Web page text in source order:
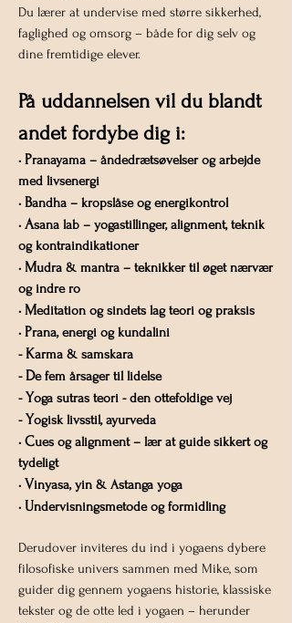
Du lærer at undervise med større sikkerhed,
faglighed og omsorg – både for dig selv og
dine fremtidige elever.
På uddannelsen vil du blandt
andet fordybe dig i:
• Pranayama – åndedrætsøvelser og arbejde
med livsenergi
• Bandha – kropslåse og energikontrol
• Asana lab – yogastillinger, alignment, teknik
og kontraindikationer
• Mudra & mantra – teknikker til øget nærvær
og indre ro
• Meditation og sindets lag teori og praksis
• Prana, energi og kundalini
-Karma & samskara
-De fem årsager til lidelse
-Yoga sutras teori - den ottefoldige vej
-Yogisk livsstil, ayurveda
• Cues og alignment – lær at guide sikkert og
tydeligt
• Vinyasa, yin & Astanga yoga
• Undervisningsmetode og formidling
Derudover inviteres du ind i yogaens dybere
filosofiske univers sammen med Mike, som
guider dig gennem yogaens historie, klassiske
tekster og de otte led i yogaen – herunder